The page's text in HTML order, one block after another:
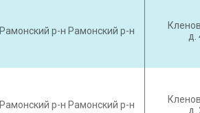
Рамонский р-н Рамонский р-н
д.
Рамонский р-н Рамонский р-н
д.